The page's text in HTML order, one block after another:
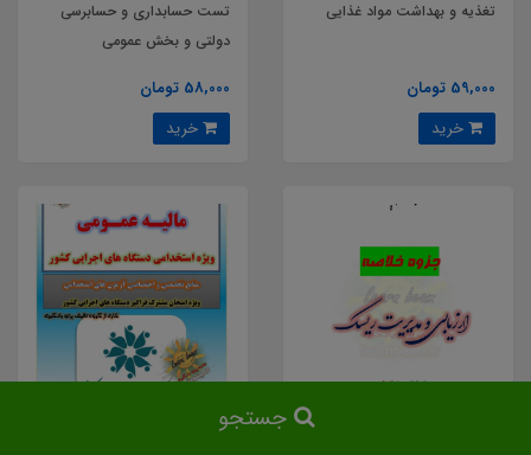
تغذیه و بهداشت مواد غذایی
59,000 تومان
تست حسابداری و حسابرسی
دولتی و بخش عمومی
58,000 تومان
جزوه ارزیابی و مدیریت ریسک تست مالیه عمومی جستجو